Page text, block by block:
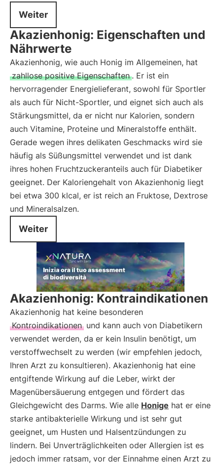
Weiter
Akazienhonig: Eigenschaften und
Nährwerte
Akazienhonig, wie auch Honig im Allgemeinen, hat
zahllose positive Eigenschaften . Er ist ein
hervorragender Energielieferant, sowohl für Sportler
als auch für Nicht-Sportler, und eignet sich auch als
Stärkungsmittel, da er nicht nur Kalorien, sondern
auch Vitamine, Proteine und Mineralstoffe enthält.
Gerade wegen ihres delikaten Geschmacks wird sie
häufig als Süßungsmittel verwendet und ist dank
ihres hohen Fruchtzuckeranteils auch für Diabetiker
geeignet. Der Kaloriengehalt von Akazienhonig liegt
bei etwa 300 klcal, er ist reich an Fruktose, Dextrose
und Mineralsalzen.
Weiter
Akazienhonig: Kontraindikationen
Akazienhonig hat keine besonderen
Kontroindikationen und kann auch von Diabetikern
verwendet werden, da er kein Insulin benötigt, um
verstoffwechselt zu werden (wir empfehlen jedoch,
Ihren Arzt zu konsultieren). Akazienhonig hat eine
entgiftende Wirkung auf die Leber, wirkt der
Magenübersäuerung entgegen und fördert das
Gleichgewicht des Darms. Wie alle Honige hat er eine
starke antibakterielle Wirkung und ist sehr gut
geeignet, um Husten und Halsentzündungen zu
lindern. Bei Unverträglichkeiten oder Allergien ist es
jedoch immer ratsam, vor der Einnahme einen Arzt zu